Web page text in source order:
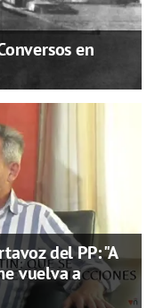
en
del PP: "A
vuelva a